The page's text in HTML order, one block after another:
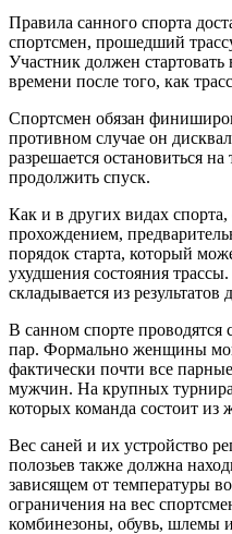
Правила санного спорта
спортсмен, прошедший
Участник должен стартовать
времени после того, как
Спортсмен обязан
противном случае он
разрешается остановиться на
продолжить спуск.
Как и в других видах
прохождением,
порядок старта, который
ухудшения состояния
складывается из результатов
В санном спорте проводятся
пар. Формально женщины
фактически почти все
мужчин. На крупных
которых команда состоит
Вес саней и их устройство
полозьев также должна
зависящем от температуры
ограничения на вес
комбинезоны, обувь, шлемы